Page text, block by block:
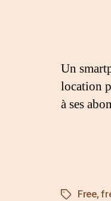
Un
location
à ses
Free,